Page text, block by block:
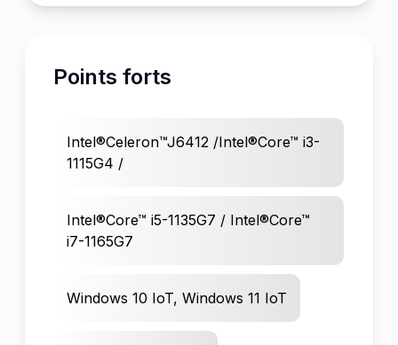
Points forts
Intel®Celeron™J6412 /Intel®Core™ i3-
1115G4 /
Intel®Core™ i5-1135G7 / Intel®Core™
i7-1165G7
Windows 10 IoT, Windows 11 IoT